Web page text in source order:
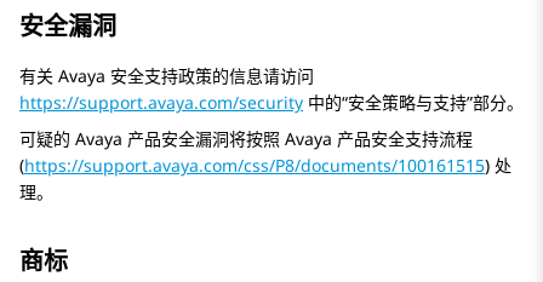
安全漏洞
有关 Avaya 安全支持政策的信息请访问
https://support.avaya.com/security 中的“安全策略与支持”部分。
可疑的 Avaya 产品安全漏洞将按照 Avaya 产品安全支持流程
(https://support.avaya.com/css/P8/documents/100161515) 处
理。
商标